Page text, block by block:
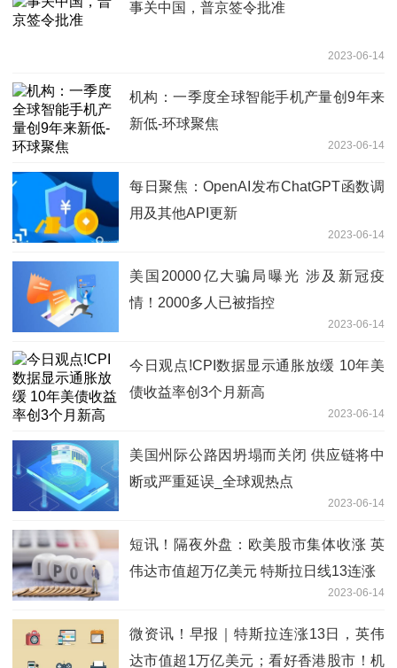
事关中国，普京签令批准
2023-06-14
机构：一季度全球智能手机产量创9年来
新低-环球聚焦
2023-06-14
每日聚焦：OpenAI发布ChatGPT函数调
用及其他API更新
2023-06-14
美国20000亿大骗局曝光 涉及新冠疫
情！2000多人已被指控
2023-06-14
今日观点!CPI数据显示通胀放缓 10年美
债收益率创3个月新高
2023-06-14
美国州际公路因坍塌而关闭 供应链将中
断或严重延误_全球观热点
2023-06-14
短讯！隔夜外盘：欧美股市集体收涨 英
伟达市值超万亿美元 特斯拉日线13连涨
2023-06-14
微资讯！早报｜特斯拉连涨13日，英伟
达市值超1万亿美元；看好香港股市！机